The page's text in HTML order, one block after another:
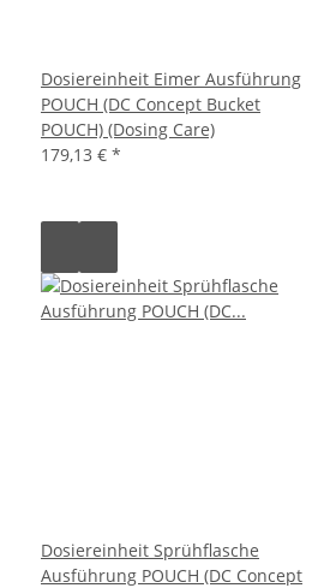
Dosiereinheit Eimer Ausführung
POUCH (DC Concept Bucket
POUCH) (Dosing Care)
179,13 € *
Dosiereinheit Sprühflasche
Ausführung POUCH (DC Concept